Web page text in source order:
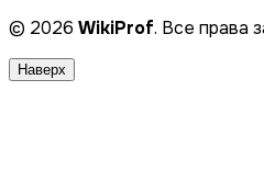
© 2026 WikiProf. Все права
Наверх